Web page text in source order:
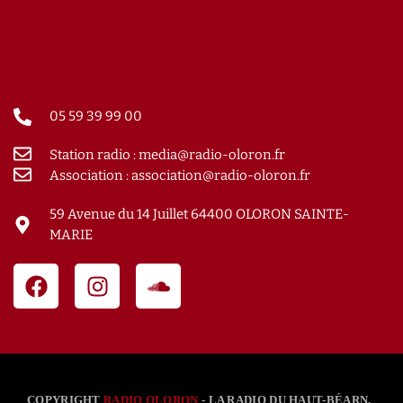
05 59 39 99 00
Station radio : media@radio-oloron.fr
Association : association@radio-oloron.fr
59 Avenue du 14 Juillet 64400 OLORON SAINTE-
MARIE
COPYRIGHTRADIO OLORON - LA RADIO DU HAUT-BÉARN.